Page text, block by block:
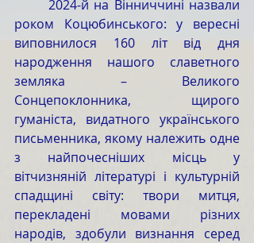
роком Коцюбинського: у вересні
виповнилося 160 літ від дня
народження нашого славетного
земляка – Великого
Сонцепоклонника, щирого
гуманіста, видатного українського
письменника, якому належить одне
з найпочесніших місць у
вітчизняній літературі і культурній
спадщині світу: твори митця,
перекладені мовами різних
народів, здобули визнання серед